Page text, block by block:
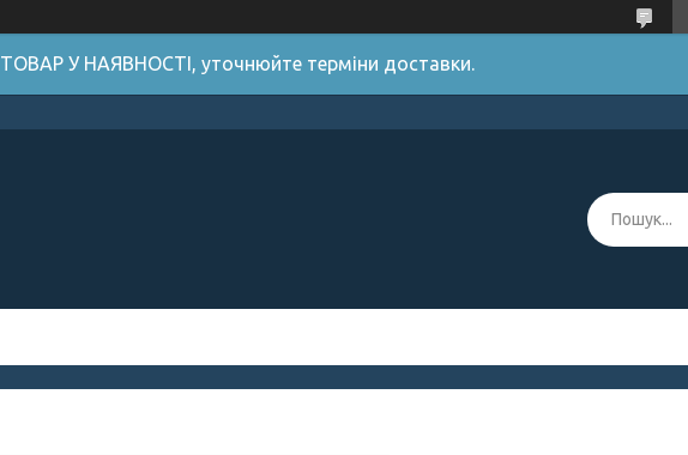
ТОВАР У НАЯВНОСТІ, уточнюйте терміни доставки.